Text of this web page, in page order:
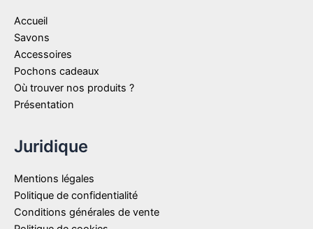
Accueil
Savons
Accessoires
Pochons cadeaux
Où trouver nos produits ?
Présentation
Juridique
Mentions légales
Politique de confidentialité
Conditions générales de vente